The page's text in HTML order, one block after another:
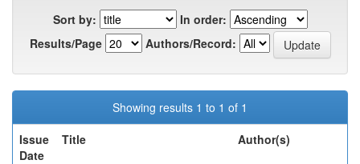
Sort by:
In order:
Results/Page
Authors/Record:
Showing results 1 to 1 of 1
Issue
Date
Title Author(s)